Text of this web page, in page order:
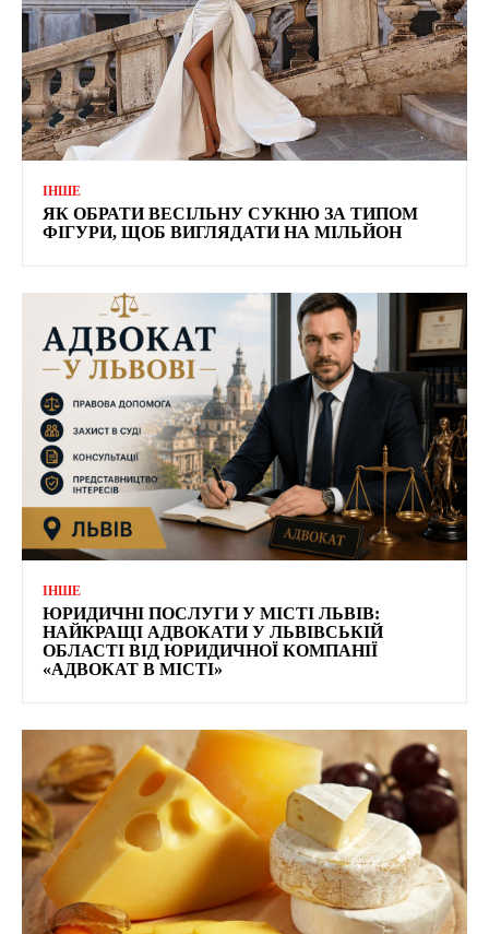
ІНШЕ
ЯК ОБРАТИ ВЕСІЛЬНУ СУКНЮ ЗА ТИПОМ
ФІГУРИ, ЩОБ ВИГЛЯДАТИ НА МІЛЬЙОН
ІНШЕ
ЮРИДИЧНІ ПОСЛУГИ У МІСТІ ЛЬВІВ:
НАЙКРАЩІ АДВОКАТИ У ЛЬВІВСЬКІЙ
ОБЛАСТІ ВІД ЮРИДИЧНОЇ КОМПАНІЇ
«АДВОКАТ В МІСТІ»